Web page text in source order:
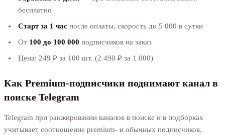
бесплатно
Старт за 1 час после оплаты, скорость до 5 000 в сутки
От 100 до 100 000 подписчиков на заказ
Цена: 249 ₽ за 100 шт. (2 490 ₽ за 1 000)
Как Premium-подписчики поднимают канал в
поиске Telegram
Telegram при ранжировании каналов в поиске и в подборках
учитывает соотношение premium- и обычных подписчиков.